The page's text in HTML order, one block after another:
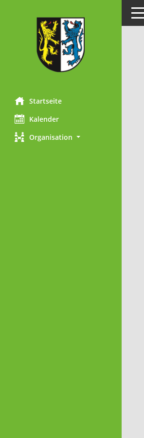
Startseite
Kalender
Organisation